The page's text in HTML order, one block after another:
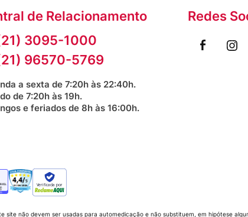
de Relacionamento
3095-1000
96570-5769
a sexta de 7:20h às 22:40h.
de 7:20h às 19h.
e feriados de 8h às 16:00h.
Redes
Verificada por
não devem ser usadas para automedicação e não substituem, em hipótese